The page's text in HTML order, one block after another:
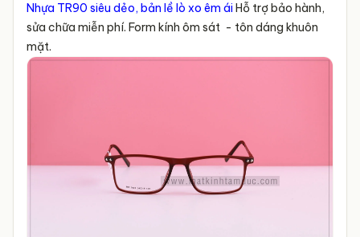
Nhựa TR90 siêu dẻo, bản lề lò xo êm ái
sửa chữa miễn phí. Form kính ôm sát - tôn dáng khuôn
mặt.